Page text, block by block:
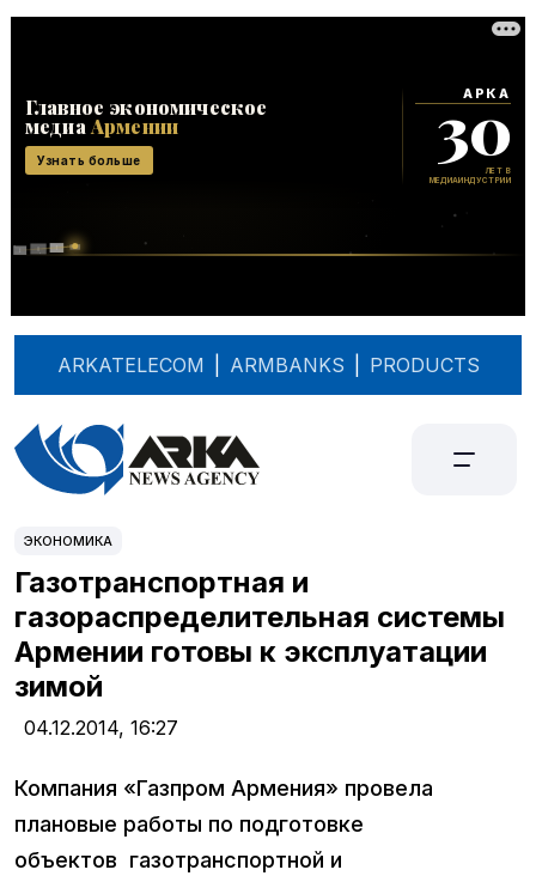
ARKATELECOM ARMBANKS PRODUCTS
ЭКОНОМИКА
Газотранспортная и
газораспределительная системы
Армении готовы к эксплуатации
зимой
04.12.2014, 16:27
Компания «Газпром Армения» провела
плановые работы по подготовке
объектов газотранспортной и